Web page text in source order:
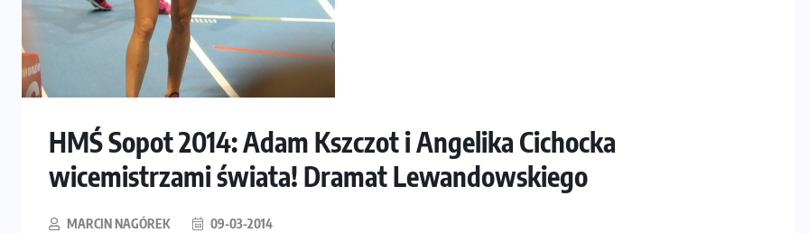
HMŚ Sopot 2014: Adam Kszczot i Angelika Cichocka
wicemistrzami świata! Dramat Lewandowskiego
MARCIN NAGÓREK 09-03-2014